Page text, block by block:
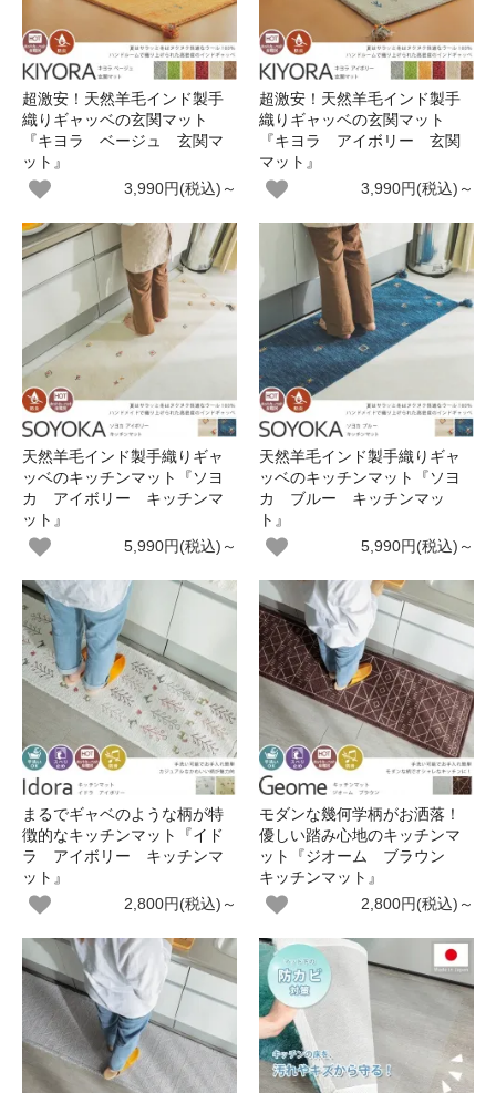
超激安！天然羊毛インド製手
織りギャッベの玄関マット
『キヨラ ベージュ 玄関マ
ット』
3,990円(税込)～
超激安！天然羊毛インド製手
織りギャッベの玄関マット
『キヨラ アイボリー 玄関
マット』
3,990円(税込)～
天然羊毛インド製手織りギャ
ッベのキッチンマット『ソヨ
カ アイボリー キッチンマ
ット』
5,990円(税込)～
天然羊毛インド製手織りギャ
ッベのキッチンマット『ソヨ
カ ブルー キッチンマッ
ト』
5,990円(税込)～
まるでギャベのような柄が特
徴的なキッチンマット『イド
ラ アイボリー キッチンマ
ット』
2,800円(税込)～
モダンな幾何学柄がお洒落！
優しい踏み心地のキッチンマ
ット『ジオーム ブラウン
キッチンマット』
2,800円(税込)～